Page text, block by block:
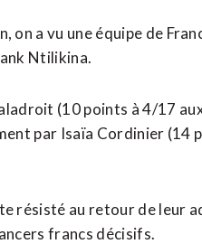
on a vu une équipe de
Ntilikina.
(10 points à 4/17
par Isaïa Cordinier (14
résisté au retour de leur
francs décisifs.